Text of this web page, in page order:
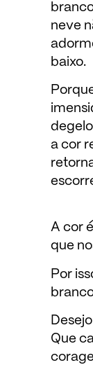
neve
baixo.
a cor
A cor
que
Por
Que